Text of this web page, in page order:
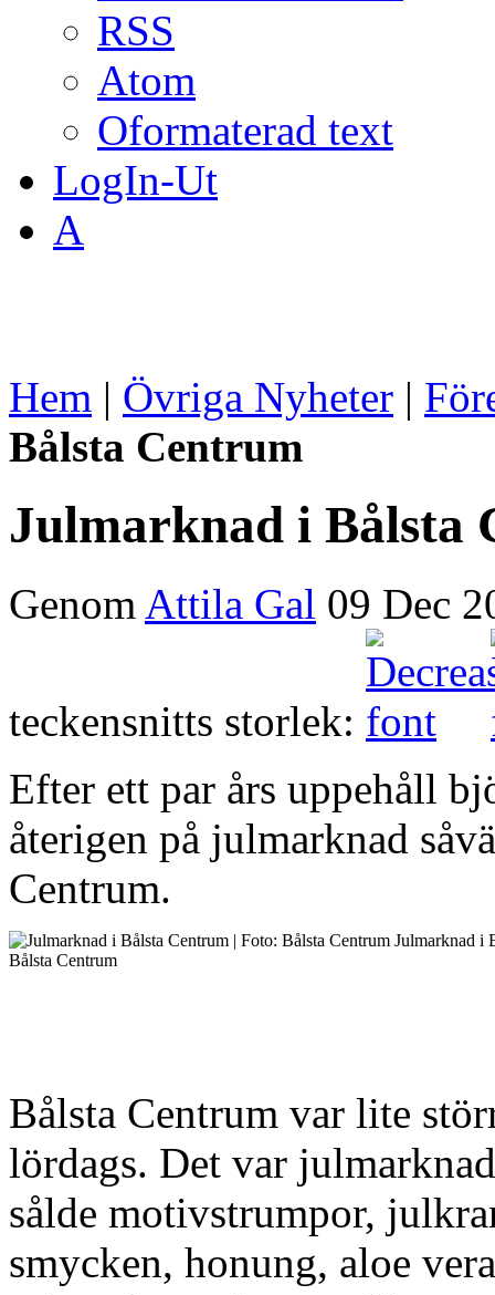
RSS
Atom
Oformaterad text
LogIn-Ut
A
Hem | Övriga Nyheter |
Bålsta Centrum
Julmarknad i Bålsta
Genom Attila Gal 09 Dec
teckensnitts storlek:
Efter ett par års uppehåll
återigen på julmarknad
Centrum.
Julmarknad i
Bålsta Centrum
Bålsta Centrum var lite
lördags. Det var
sålde motivstrumpor,
smycken, honung, aloe